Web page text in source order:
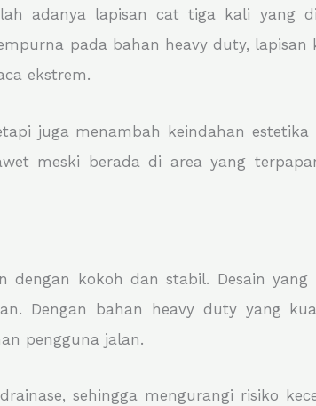
adanya lapisan cat tiga kali yang
pada bahan heavy duty,
ekstrem.
juga menambah keindahan
meski berada di area yang
dengan kokoh dan stabil. Desain
Dengan bahan heavy duty yang
pengguna jalan.
sehingga mengurangi risiko